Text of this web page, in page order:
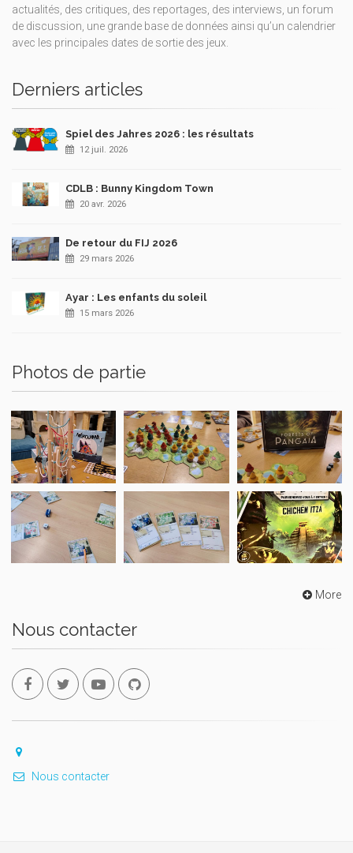
actualités, des critiques, des reportages, des interviews, un forum
de discussion, une grande base de données ainsi qu’un calendrier
avec les principales dates de sortie des jeux.
Derniers articles
Spiel des Jahres 2026 : les résultats
12 juil. 2026
CDLB : Bunny Kingdom Town
20 avr. 2026
De retour du FIJ 2026
29 mars 2026
Ayar : Les enfants du soleil
15 mars 2026
Photos de partie
More
Nous contacter
Nous contacter